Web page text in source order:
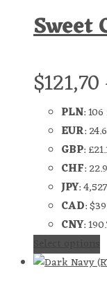
Sweet
$121,70
PLN:106
EUR:
GBP:
CHF:
JPY:
CAD:
CNY: